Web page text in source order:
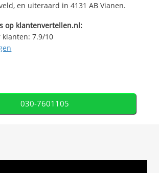
en uiteraard in 4131 AB Vianen.
op klantenvertellen.nl:
klanten:7.9/10
030-7601105